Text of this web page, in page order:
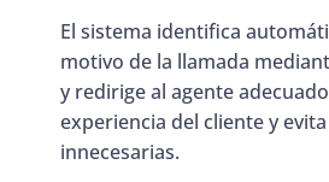
El sistema identifica
motivo de la llamada
y redirige al agente
experiencia del cliente y
innecesarias.